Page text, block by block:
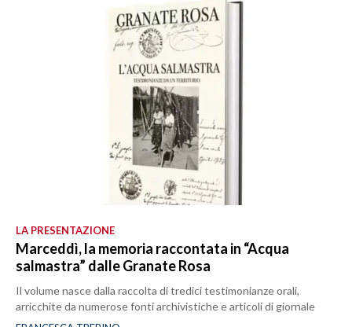
LA PRESENTAZIONE
Marceddì, la memoria raccontata in “Acqua
salmastra” dalle Granate Rosa
Il volume nasce dalla raccolta di tredici testimonianze orali,
arricchite da numerose fonti archivistiche e articoli di giornale